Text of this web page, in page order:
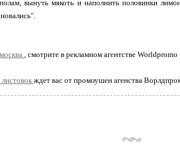
вынуть мякоть и наполнить половинки
, смотрите в рекламном агентстве Worldpromo
листовокждет вас от промоушен агенства